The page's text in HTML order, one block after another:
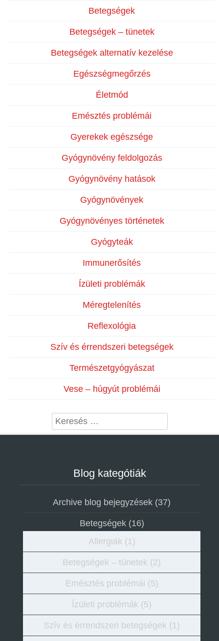
Betegségek
Betegségek – tünetek
Betegségek alternatív kezelése
Egészségmegőrzés
Életmód
Emésztés problémái
Gyerekek egészsége
Gyógynövény feldolgozás
Gyógynövény hatások
Gyógynövények
Gyógynövényes történetek
Gyógyteák
Immunerősítés
Ízületi problémák
Méregtelenítés
Reflexológia
Szív és érrendszeri betegségek
Természetgyógyászat
Vese – húgyút problémái
Search
Blog kategótiák
Archive blog bejegyzések (37)
Betegségek(16)
Allergiák(1)
Betegségek – tünetek (2)
Emésztés problémái (5)
Ízületi problémák (5)
Szív és érrendszeri betegségek (1)